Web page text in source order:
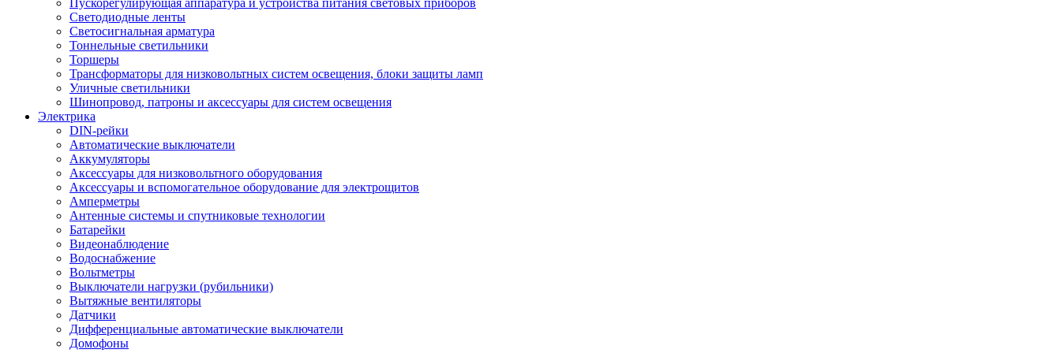
Светодиодные ленты
Светосигнальная арматура
Тоннельные светильники
Торшеры
Трансформаторы для низковольтных систем освещения, блоки защиты ламп
Уличные светильники
Шинопровод, патроны и аксессуары для систем освещения
Электрика
DIN-рейки
Автоматические выключатели
Аккумуляторы
Аксессуары для низковольтного оборудования
Аксессуары и вспомогательное оборудование для электрощитов
Амперметры
Антенные системы и спутниковые технологии
Батарейки
Видеонаблюдение
Водоснабжение
Вольтметры
Выключатели нагрузки (рубильники)
Вытяжные вентиляторы
Датчики
Дифференциальные автоматические выключатели
Домофоны